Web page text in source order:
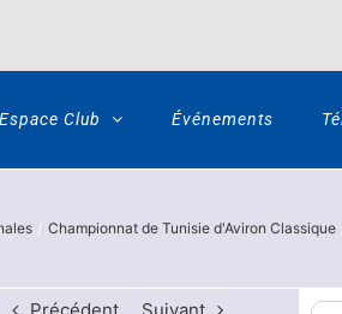
Espace Club Événements
Championnat de Tunisie d'Aviron Classique